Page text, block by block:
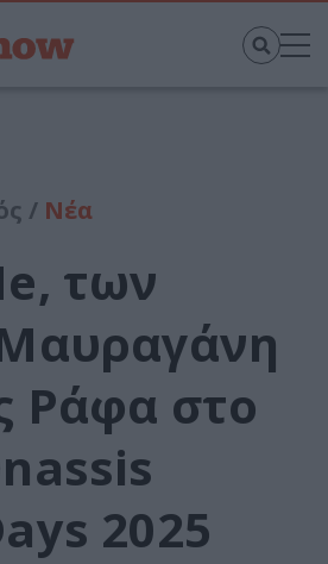
/ Νέα
των
Ράφα στο
2025